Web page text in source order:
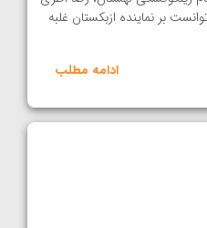
بر نماینده ازبکستان غلبه
ادامه مطلب